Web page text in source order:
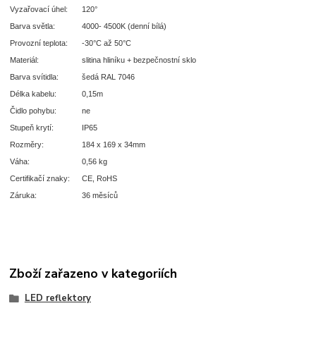
Vyzařovací úhel:
120°
Barva světla:
4000- 4500K (denní bílá)
Provozní teplota:
-30°C až 50°C
Materiál:
slitina hliníku + bezpečnostní sklo
Barva svítidla:
šedá RAL 7046
Délka kabelu:
0,15m
Čidlo pohybu:
ne
Stupeň krytí:
IP65
Rozměry:
184 x 169 x 34mm
Váha:
0,56 kg
Certifikačí znaky:
CE, RoHS
Záruka:
36 měsíců
Zboží zařazeno v kategoriích
LED reflektory